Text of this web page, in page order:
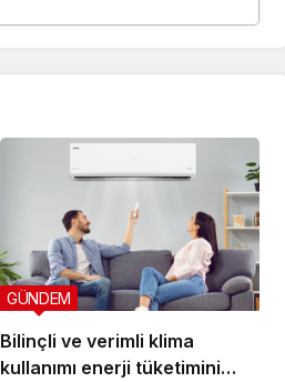
Bilinçli ve verimli klima
kullanımı enerji tüketimini
GÜNDEM